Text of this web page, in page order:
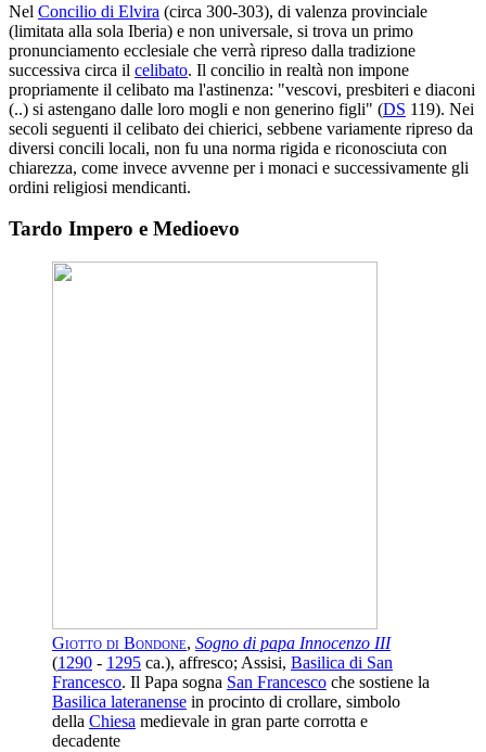
Nel Concilio di Elvira (circa 300-303), di valenza provinciale
(limitata alla sola Iberia) e non universale, si trova un primo
pronunciamento ecclesiale che verrà ripreso dalla tradizione
successiva circa il celibato. Il concilio in realtà non impone
propriamente il celibato ma l'astinenza: "vescovi, presbiteri e diaconi
(..) si astengano dalle loro mogli e non generino figli" (DS 119). Nei
secoli seguenti il celibato dei chierici, sebbene variamente ripreso da
diversi concili locali, non fu una norma rigida e riconosciuta con
chiarezza, come invece avvenne per i monaci e successivamente gli
ordini religiosi mendicanti.
Tardo Impero e Medioevo
Giotto di Bondone, Sogno di papa Innocenzo III
(1290 - 1295 ca.), affresco; Assisi, Basilica di San
Francesco. Il Papa sogna San Francesco che sostiene la
Basilica lateranense in procinto di crollare, simbolo
della Chiesa medievale in gran parte corrotta e
decadente